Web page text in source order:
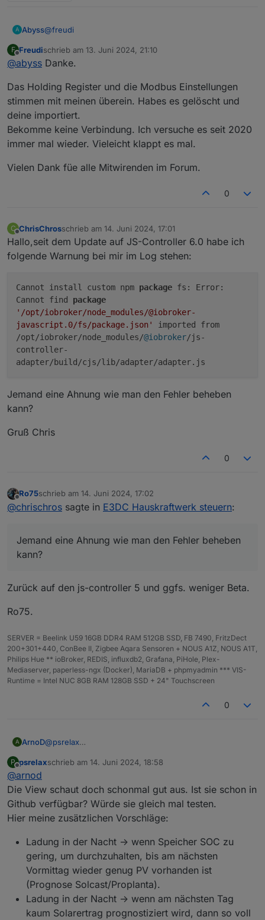
A Abyss@freudi
Hi,
anbei mein "TSV-Auszug" vom Holding Register des
41001	Power	Power (R/
41002	Temp1	Temp1 (R)
41003	WW1_Temp_max
41004	Status	Status (R)
41005	Power_timeout
41006	Boost_mode	Boost
41008	Boost_time_1_start
41010	Hour	Actual Time
41011	Minute	Actual Time
41014	AC_ELWA_2_Number
41015	max_Power
41016	tempchip	tempchip
41019	AAC-ELWA-
41020	AAC-ELWA-
41021	AAC-ELWA-
41022	AAC-ELWA-
41023	AAC-ELWA-
41024	AAC-ELWA-
41025	AAC-ELWA-
41026	AAC-ELWA-
41028	Boost_time_2_stop
41029
41054	Legionellen_interval
41056	Legionellen_temp
Hier noch der Screenshot von den Modbus
Einstellungen:
Hoffe das hilft dir weiter.
F
Offline
Freudischrieb am 13. Juni 2024, 21:10
zuletzt editiert von
@abyss Danke.
Das Holding Register und die Modbus Einstellungen
stimmen mit meinen überein. Habes es gelöscht und
deine importiert.
Bekomme keine Verbindung. Ich versuche es seit 2020
immer mal wieder. Vieleicht klappt es mal.
Vielen Dank füe alle Mitwirenden im Forum.
0
C
Offline
ChrisChrosschrieb am 14. Juni 2024, 17:01
zuletzt editiert von
Hallo,seit dem Update auf JS-Controller 6.0 habe ich
folgende Warnung bei mir im Log stehen:
Cannot install custom npm package fs: Error:
Cannot find package
'/opt/iobroker/node_modules/@iobroker-
javascript.0/fs/package.json'
imported from
/opt/iobroker/node_modules/@iobroker/js-
controller-
adapter/build/cjs/lib/adapter/adapter.js
Jemand eine Ahnung wie man den Fehler beheben
kann?
Gruß Chris
0
Offline
Ro75schrieb am 14. Juni 2024, 17:02
zuletzt editiert von
@chrischros sagte in E3DC Hauskraftwerk steuern:
Jemand eine Ahnung wie man den Fehler beheben
kann?
Zurück auf den js-controller 5 und ggfs. weniger Beta.
Ro75.
SERVER = Beelink U59 16GB DDR4 RAM 512GB SSD, FB 7490, FritzDect
200+301+440, ConBee II, Zigbee Aqara Sensoren + NOUS A1Z, NOUS A1T,
Philips Hue ** ioBroker, REDIS, influxdb2, Grafana, PiHole, Plex-
Mediaserver, paperless-ngx (Docker), MariaDB + phpmyadmin *** VIS-
Runtime = Intel NUC 8GB RAM 128GB SSD + 24" Touchscreen
0
A ArnoD@psrelax
für Tibber ?
Batterie laden bei einem einstellbaren min. Preis,
Leistung am nächsten Tag vorhersagt und die
Batterie unter einem einstellbaren SOC ist.
Batterie laden, wenn der Tagespreis am
niedrigsten ist bis zu einem einstellbaren SOC
und ein Diagramm mit dem Preisverlauf integriert.
P
Offline
psrelaxschrieb am 14. Juni 2024, 18:58
zuletzt editiert von
@arnod
Die View schaut doch schonmal gut aus. Ist sie schon in
Github verfügbar? Würde sie gleich mal testen.
Hier meine zusätzlichen Vorschläge:
Ladung in der Nacht -> wenn Speicher SOC zu
gering, um durchzuhalten, bis am nächsten
Vormittag wieder genug PV vorhanden ist
(Prognose Solcast/Proplanta).
Ladung in der Nacht -> wenn am nächsten Tag
kaum Solarertrag prognostiziert wird, dann so voll